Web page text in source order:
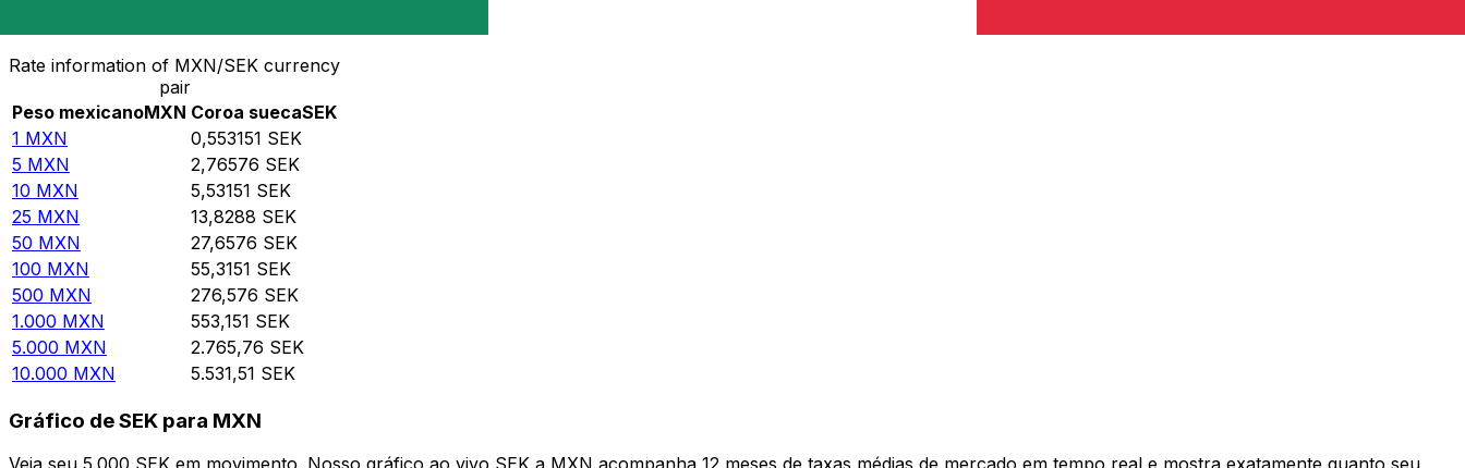
Rate information of MXN/SEK currency
pair
Peso mexicanoMXN Coroa suecaSEK
1 MXN 0,553151 SEK
5 MXN 2,76576 SEK
10 MXN 5,53151 SEK
25 MXN 13,8288 SEK
50 MXN 27,6576 SEK
100 MXN 55,3151 SEK
500 MXN 276,576 SEK
1.000 MXN 553,151 SEK
5.000 MXN 2.765,76 SEK
10.000 MXN 5.531,51 SEK
Gráfico de SEK para MXN